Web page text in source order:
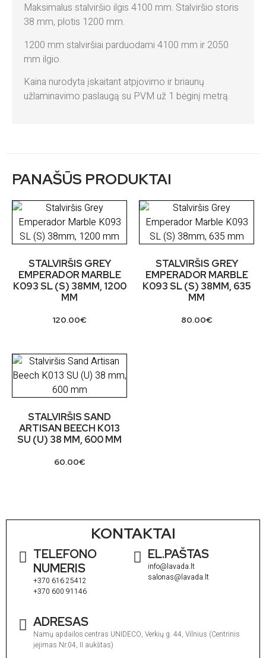
Maksimalus stalviršio ilgis 4100 mm. Stalviršio storis
38 mm, plotis 1200 mm.
1200 mm stalviršiai parduodami 4100 mm ir 2050
mm ilgio.
Kaina nurodyta įskaitant atpjovimo ir briaunų
užlaminavimo paslaugą su PVM už 1 bėginį metrą.
PANAŠŪS PRODUKTAI
STALVIRŠIS GREY
EMPERADOR MARBLE
K093 SL (S) 38MM, 1200
MM
120.00€
STALVIRŠIS GREY
EMPERADOR MARBLE
K093 SL (S) 38MM, 635
MM
80.00€
STALVIRŠIS SAND
ARTISAN BEECH K013
SU (U) 38 MM, 600 MM
60.00€
KONTAKTAI
TELEFONO
NUMERIS
+370 616 25412
+370 600 91146
EL.PAŠTAS
info@lavada.lt
salonas@lavada.lt
ADRESAS
Namų apdailos centras UNIDECO, Verkių g. 44, Vilnius (Centrinis
įėjimas Nr.04, II aukštas)